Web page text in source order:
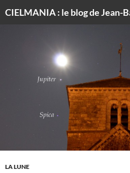
LA LUNE